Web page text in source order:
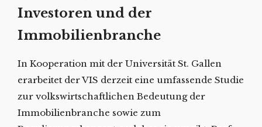
Investoren und der
Immobilienbranche
In Kooperation mit der Universität St. Gallen
erarbeitet der VIS derzeit eine umfassende Studie
zur volkswirtschaftlichen Bedeutung der
Immobilienbranche sowie zum